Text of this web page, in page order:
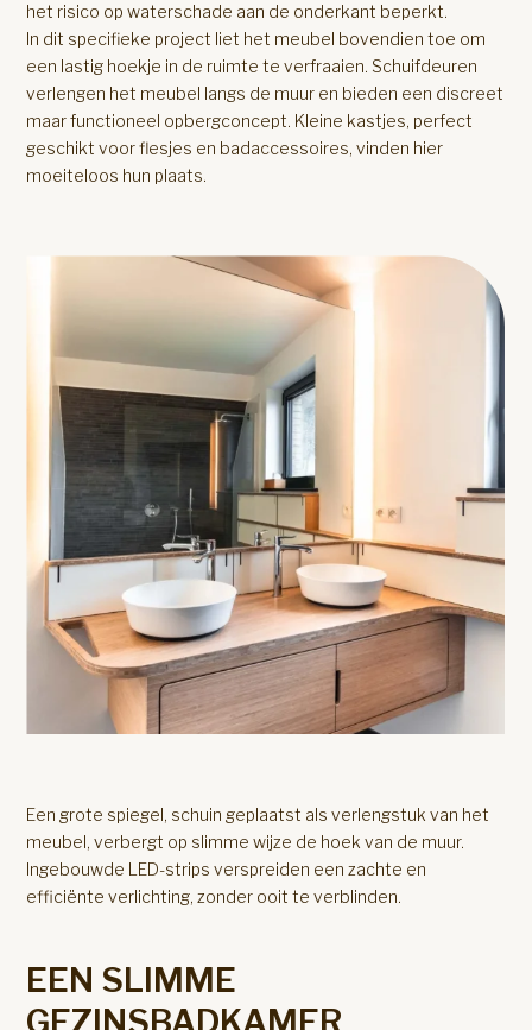
het risico op waterschade aan de onderkant beperkt.
In dit specifieke project liet het meubel bovendien toe om
een lastig hoekje in de ruimte te verfraaien. Schuifdeuren
verlengen het meubel langs de muur en bieden een discreet
maar functioneel opbergconcept. Kleine kastjes, perfect
geschikt voor flesjes en badaccessoires, vinden hier
moeiteloos hun plaats.
Een grote spiegel, schuin geplaatst als verlengstuk van het
meubel, verbergt op slimme wijze de hoek van de muur.
Ingebouwde LED-strips verspreiden een zachte en
efficiënte verlichting, zonder ooit te verblinden.
EEN SLIMME
GEZINSBADKAMER